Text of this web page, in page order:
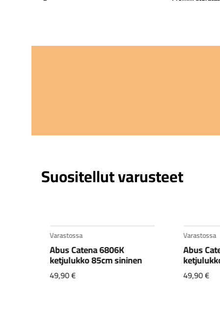
Suositellut varusteet
Varastossa
Abus Catena 6806K
ketjulukko 85cm sininen
49,90€
Varastossa
Abus
49,90€